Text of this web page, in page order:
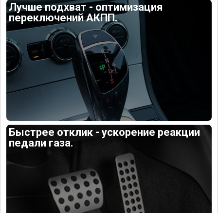
Лучше подхват - оптимизация
переключений АКПП.
Быстрее отклик - ускорение реакции
педали газа.